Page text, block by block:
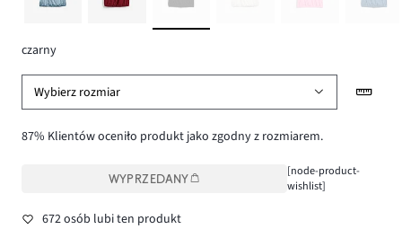
czarny
Wybierz rozmiar
87% Klientów oceniło produkt jako zgodny z rozmiarem.
WYPRZEDANY
[node-product-
wishlist]
672 osób lubi ten produkt